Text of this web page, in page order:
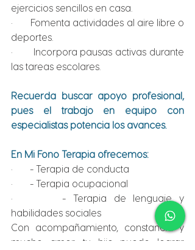
ejercicios sencillos en casa.
·       Fomenta actividades al aire libre o
deportes.
·       Incorpora pausas activas durante
las tareas escolares.
Recuerda buscar apoyo profesional,
pues el trabajo en equipo con
especialistas potencia los avances.
En Mi Fono Terapia ofrecemos:
·       - Terapia de conducta
·       - Terapia ocupacional
·       - Terapia de lenguaje y
habilidades sociales
Con acompañamiento, constancia y
mucho amor, tu hijo puede lograr